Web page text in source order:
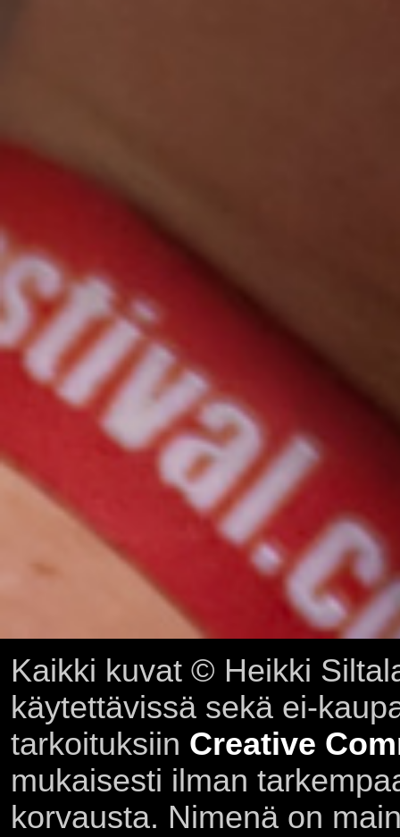
Kaikki kuvat © Heikki
käytettävissä sekä ei-
tarkoituksiin Creative
mukaisesti ilman
korvausta. Nimenä on